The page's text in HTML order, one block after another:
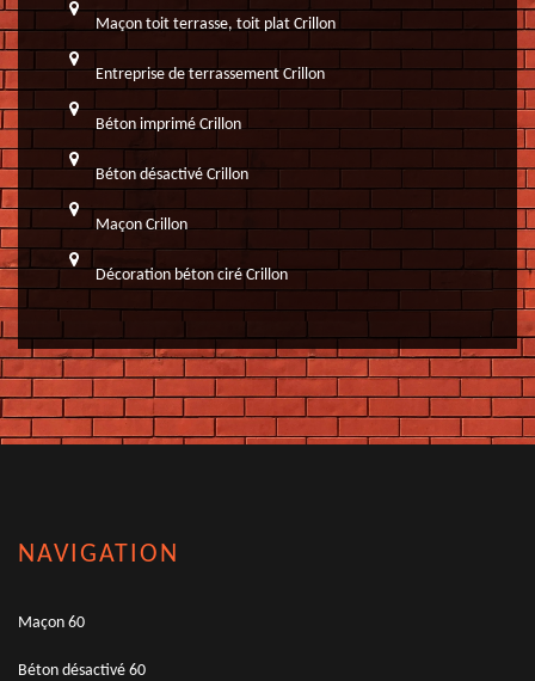
Maçon toit terrasse, toit plat Crillon
Entreprise de terrassement Crillon
Béton imprimé Crillon
Béton désactivé Crillon
Maçon Crillon
Décoration béton ciré Crillon
NAVIGATION
Maçon 60
Béton désactivé 60